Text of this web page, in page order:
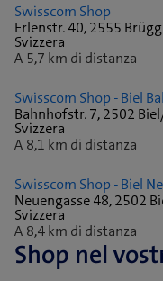
Swisscom Shop
Erlenstr. 40, 2555
Svizzera
A 5,7 km di distanza
Swisscom Shop - Biel
Bahnhofstr. 7, 2502
Svizzera
A 8,1 km di distanza
Swisscom Shop - Biel
Neuengasse 48, 2502
Svizzera
A 8,4 km di distanza
Shop nel